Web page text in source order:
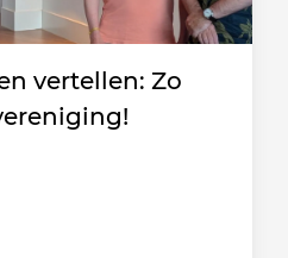
vertellen: Zo